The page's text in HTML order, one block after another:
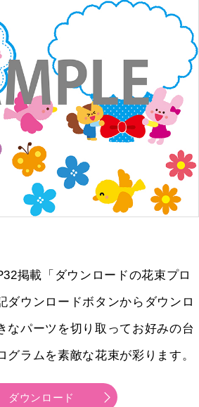
掲載「ダウンロードの花束プロ
ダウンロードボタンからダウンロ
なパーツを切り取ってお好みの台
グラムを素敵な花束が彩ります。
ダウンロード